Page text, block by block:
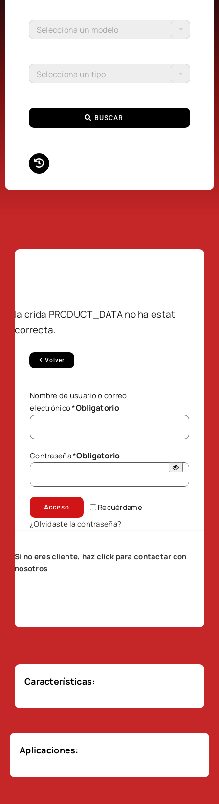
Selecciona un modelo
Selecciona un tipo
BUSCAR
la crida PRODUCT_DATA no ha estat
correcta.
Volver
Nombre de usuario o correo
electrónico*Obligatorio
Contraseña*Obligatorio
Recuérdame
Acceso
¿Olvidaste la contraseña?
Si no eres cliente, haz click para contactar con
nosotros
Características:
Aplicaciones: